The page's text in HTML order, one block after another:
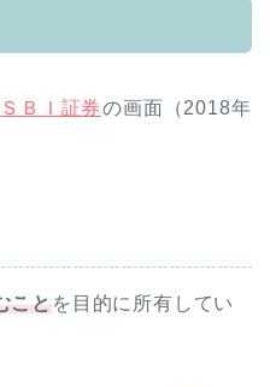
ＳＢＩ証券の画面（2018年
ことを目的に所有してい